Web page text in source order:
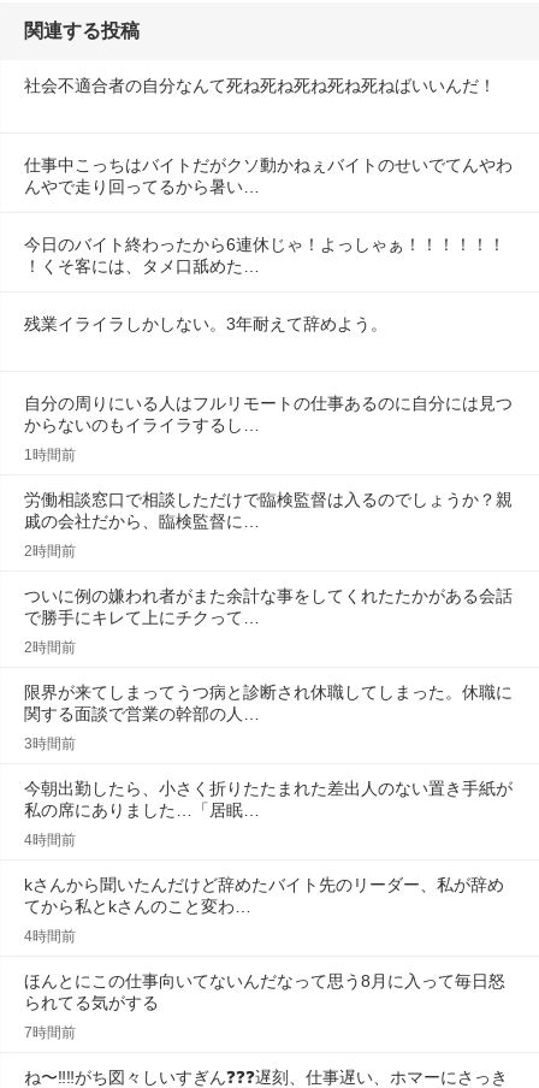
関連する投稿
社会不適合者の自分なんて死ね死ね死ね死ね死ねばいいんだ！
仕事中こっちはバイトだがクソ動かねぇバイトのせいでてんやわ
んやで走り回ってるから暑い…
今日のバイト終わったから6連休じゃ！よっしゃぁ！！！！！！
！くそ客には、タメ口舐めた…
残業イライラしかしない。3年耐えて辞めよう。
自分の周りにいる人はフルリモートの仕事あるのに自分には見つ
からないのもイライラするし…
1時間前
労働相談窓口で相談しただけで臨検監督は入るのでしょうか？親
戚の会社だから、臨検監督に…
2時間前
ついに例の嫌われ者がまた余計な事をしてくれたたかがある会話
で勝手にキレて上にチクって…
2時間前
限界が来てしまってうつ病と診断され休職してしまった。休職に
関する面談で営業の幹部の人…
3時間前
今朝出勤したら、小さく折りたたまれた差出人のない置き手紙が
私の席にありました…「居眠…
4時間前
kさんから聞いたんだけど辞めたバイト先のリーダー、私が辞め
てから私とkさんのこと変わ…
4時間前
ほんとにこの仕事向いてないんだなって思う8月に入って毎日怒
られてる気がする
7時間前
ね〜‼️‼️がち図々しいすぎん❓❓❓遅刻、仕事遅い、ホマーにさっき